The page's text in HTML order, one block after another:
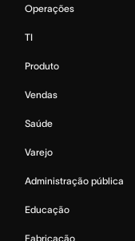
Operações
TI
Produto
Vendas
Saúde
Varejo
Administração pública
Educação
Fabricação